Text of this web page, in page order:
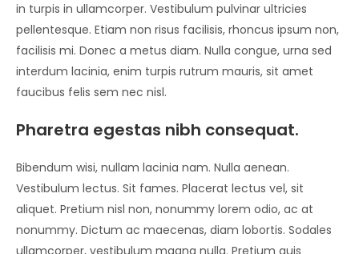
in turpis in ullamcorper. Vestibulum pulvinar ultricies
pellentesque. Etiam non risus facilisis, rhoncus ipsum non,
facilisis mi. Donec a metus diam. Nulla congue, urna sed
interdum lacinia, enim turpis rutrum mauris, sit amet
faucibus felis sem nec nisl.
Pharetra egestas nibh consequat.
Bibendum wisi, nullam lacinia nam. Nulla aenean.
Vestibulum lectus. Sit fames. Placerat lectus vel, sit
aliquet. Pretium nisl non, nonummy lorem odio, ac at
nonummy. Dictum ac maecenas, diam lobortis. Sodales